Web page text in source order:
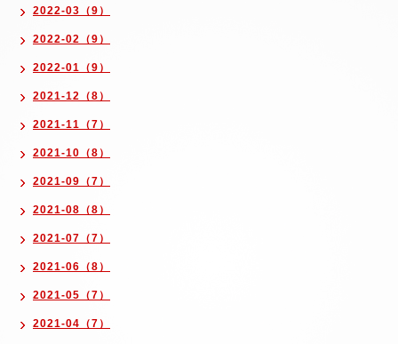
2022-03（9）
2022-02（9）
2022-01（9）
2021-12（8）
2021-11（7）
2021-10（8）
2021-09（7）
2021-08（8）
2021-07（7）
2021-06（8）
2021-05（7）
2021-04（7）